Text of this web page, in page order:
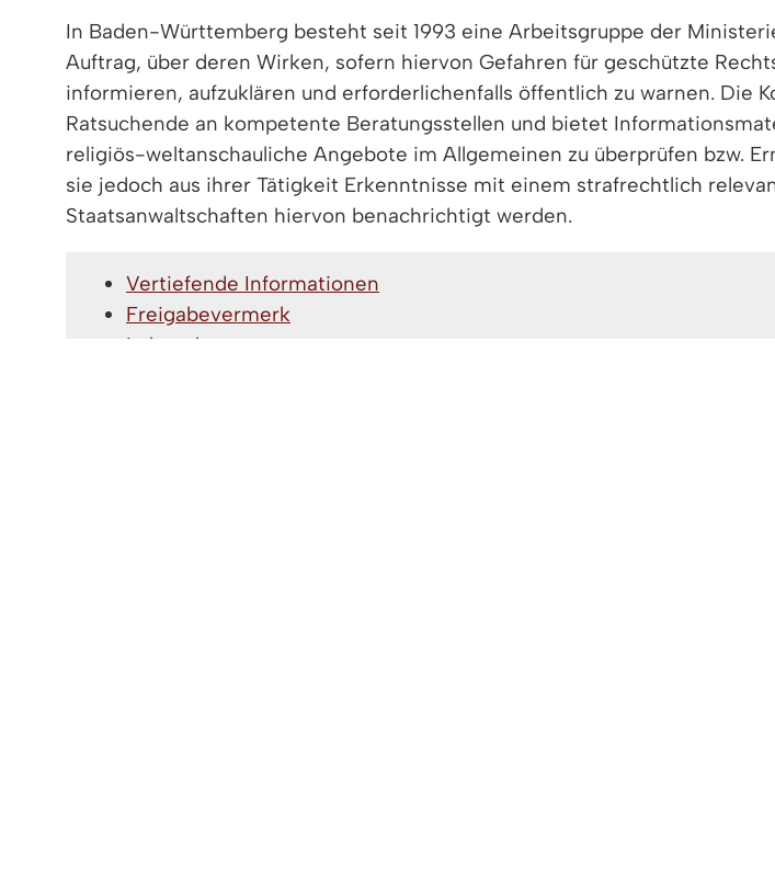
In Baden-Württemberg besteht seit 1993 eine Arbeitsgruppe der
Auftrag, über deren Wirken, sofern hiervon Gefahren für geschützte
informieren, aufzuklären und erforderlichenfalls öffentlich zu warnen. Die
Ratsuchende an kompetente Beratungsstellen und bietet
religiös-weltanschauliche Angebote im Allgemeinen zu überprüfen bzw.
sie jedoch aus ihrer Tätigkeit Erkenntnisse mit einem strafrechtlich
Staatsanwaltschaften hiervon benachrichtigt werden.
Vertiefende Informationen
Freigabevermerk
Lebenslagen